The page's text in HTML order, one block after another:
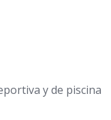
y de piscina